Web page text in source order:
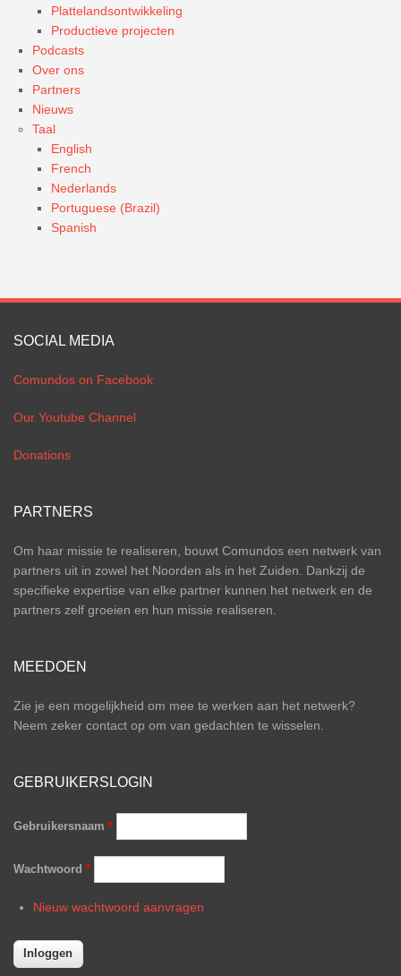
Plattelandsontwikkeling
Productieve projecten
Podcasts
Over ons
Partners
Nieuws
Taal
English
French
Nederlands
Portuguese (Brazil)
Spanish
SOCIAL MEDIA
Comundos on Facebook
Our Youtube Channel
Donations
PARTNERS
Om haar missie te realiseren, bouwt Comundos een netwerk van
partners uit in zowel het Noorden als in het Zuiden. Dankzij de
specifieke expertise van elke partner kunnen het netwerk en de
partners zelf groeien en hun missie realiseren.
MEEDOEN
Zie je een mogelijkheid om mee te werken aan het netwerk?
Neem zeker contact op om van gedachten te wisselen.
GEBRUIKERSLOGIN
Gebruikersnaam *
Wachtwoord *
Nieuw wachtwoord aanvragen